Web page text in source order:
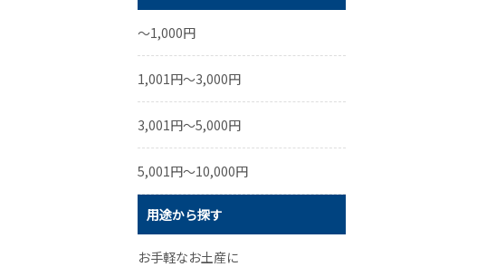
～1,000円
1,001円～3,000円
3,001円～5,000円
5,001円～10,000円
用途から探す
お手軽なお土産に